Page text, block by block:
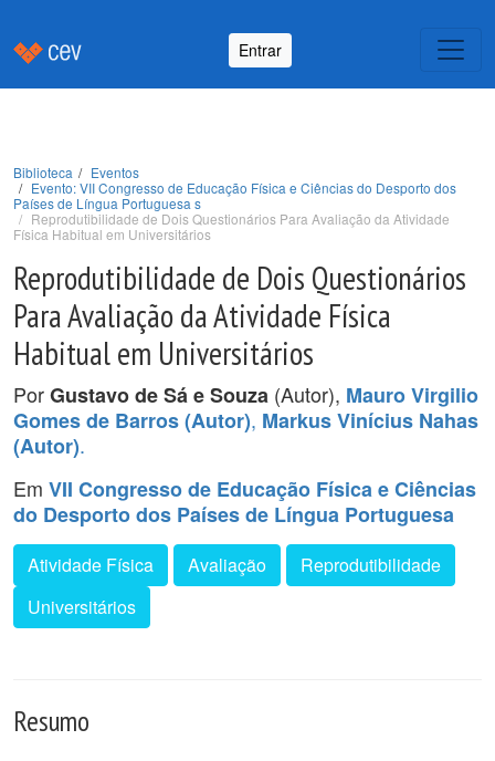
Entrar
Biblioteca
Eventos
Evento: VII Congresso de Educação Física e Ciências do Desporto dos
Países de Língua Portuguesa s
Reprodutibilidade de Dois Questionários Para Avaliação da Atividade
Física Habitual em Universitários
Reprodutibilidade de Dois Questionários
Para Avaliação da Atividade Física
Habitual em Universitários
PorGustavo de Sá e Souza (Autor), Mauro Virgilio
Gomes de Barros (Autor), Markus Vinícius Nahas
(Autor).
Em VII Congresso de Educação Física e Ciências
do Desporto dos Países de Língua Portuguesa
Atividade Física Avaliação
Reprodutibilidade
Universitários
Resumo